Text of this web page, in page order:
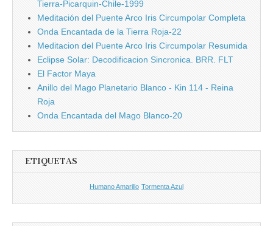
Tierra-Picarquin-Chile-1999
Meditación del Puente Arco Iris Circumpolar Completa
Onda Encantada de la Tierra Roja-22
Meditacion del Puente Arco Iris Circumpolar Resumida
Eclipse Solar: Decodificacion Sincronica. BRR. FLT
El Factor Maya
Anillo del Mago Planetario Blanco - Kin 114 - Reina
Roja
Onda Encantada del Mago Blanco-20
ETIQUETAS
Humano Amarillo Tormenta Azul